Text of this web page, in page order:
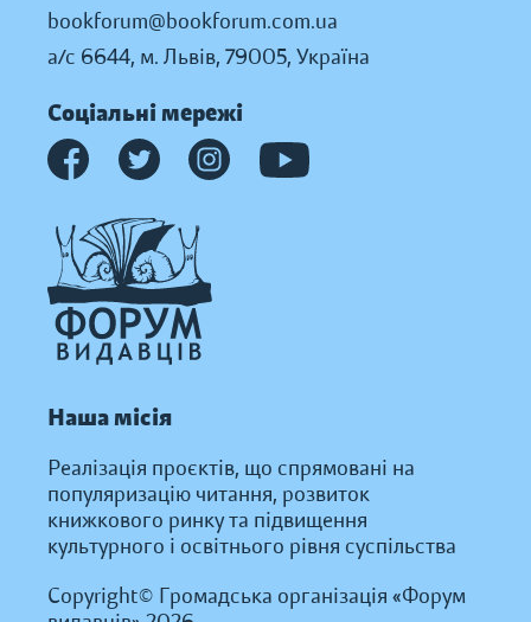
bookforum@bookforum.com.ua
а/с 6644, м. Львів, 79005, Україна
Соціальні мережі
Наша місія
Реалізація проєктів, що спрямовані на
популяризацію читання, розвиток
книжкового ринку та підвищення
культурного і освітнього рівня суспільства
Copyright© Громадська організація «Форум